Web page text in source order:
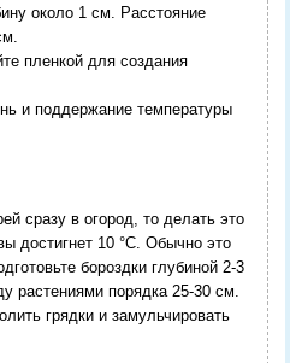
около 1 см. Расстояние
пленкой для создания
и поддержание температуры
сразу в огород, то делать это
достигнет 10 °C. Обычно это
бороздки глубиной 2-3
растениями порядка 25-30 см.
грядки и замульчировать